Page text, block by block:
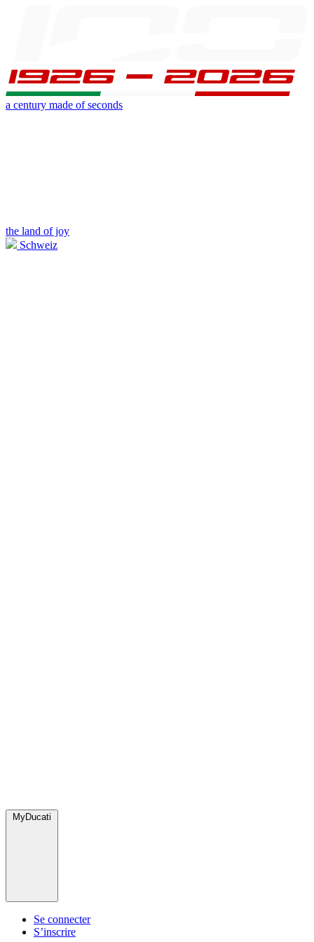
a century made of seconds
the land of joy
Schweiz
MyDucati
Se connecter
S’inscrire